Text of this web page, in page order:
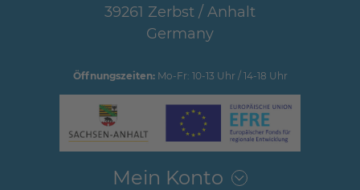
39261 Zerbst / Anhalt
Germany
Öffnungszeiten:Mo-Fr: 10-13 Uhr / 14-18 Uhr
Mein Konto